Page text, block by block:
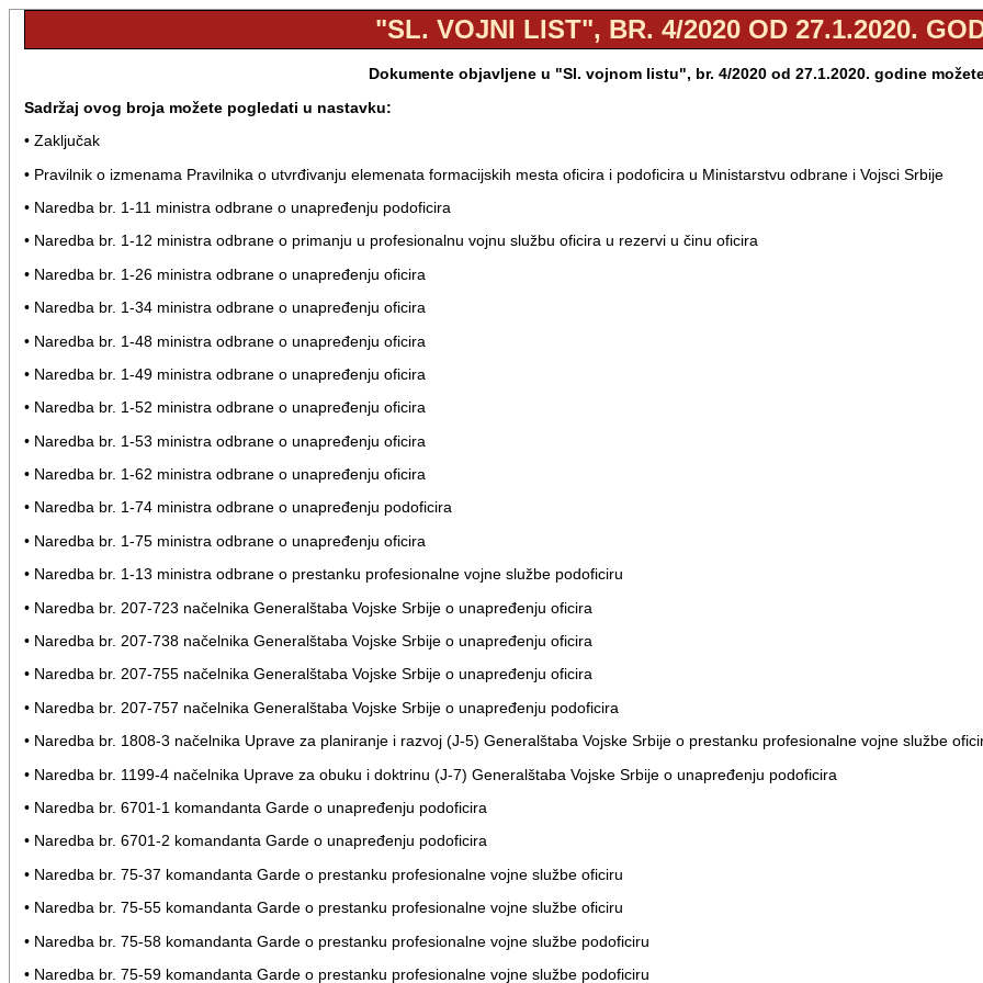
"SL. VOJNI LIST", BR. 4/2020 OD 27.1.2020.
Dokumente objavljene u "Sl. vojnom listu", br. 4/2020 od 27.1.2020. godine
Sadržaj ovog broja možete pogledati u nastavku:
• Zaključak
• Pravilnik o izmenama Pravilnika o utvrđivanju elemenata formacijskih mesta oficira i podoficira u Ministarstvu odbrane i Vojsci Srbije
• Naredba br. 1-11 ministra odbrane o unapređenju podoficira
• Naredba br. 1-12 ministra odbrane o primanju u profesionalnu vojnu službu oficira u rezervi u činu oficira
• Naredba br. 1-26 ministra odbrane o unapređenju oficira
• Naredba br. 1-34 ministra odbrane o unapređenju oficira
• Naredba br. 1-48 ministra odbrane o unapređenju oficira
• Naredba br. 1-49 ministra odbrane o unapređenju oficira
• Naredba br. 1-52 ministra odbrane o unapređenju oficira
• Naredba br. 1-53 ministra odbrane o unapređenju oficira
• Naredba br. 1-62 ministra odbrane o unapređenju oficira
• Naredba br. 1-74 ministra odbrane o unapređenju podoficira
• Naredba br. 1-75 ministra odbrane o unapređenju oficira
• Naredba br. 1-13 ministra odbrane o prestanku profesionalne vojne službe podoficiru
• Naredba br. 207-723 načelnika Generalštaba Vojske Srbije o unapređenju oficira
• Naredba br. 207-738 načelnika Generalštaba Vojske Srbije o unapređenju oficira
• Naredba br. 207-755 načelnika Generalštaba Vojske Srbije o unapređenju oficira
• Naredba br. 207-757 načelnika Generalštaba Vojske Srbije o unapređenju podoficira
• Naredba br. 1808-3 načelnika Uprave za planiranje i razvoj (J-5) Generalštaba Vojske Srbije o prestanku profesionalne vojne službe
• Naredba br. 1199-4 načelnika Uprave za obuku i doktrinu (J-7) Generalštaba Vojske Srbije o unapređenju podoficira
• Naredba br. 6701-1 komandanta Garde o unapređenju podoficira
• Naredba br. 6701-2 komandanta Garde o unapređenju podoficira
• Naredba br. 75-37 komandanta Garde o prestanku profesionalne vojne službe oficiru
• Naredba br. 75-55 komandanta Garde o prestanku profesionalne vojne službe oficiru
• Naredba br. 75-58 komandanta Garde o prestanku profesionalne vojne službe podoficiru
• Naredba br. 75-59 komandanta Garde o prestanku profesionalne vojne službe podoficiru